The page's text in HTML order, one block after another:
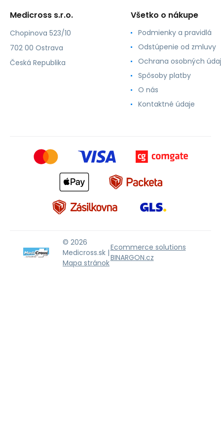
Medicross s.r.o.
Chopinova 523/10
702 00 Ostrava
Česká Republika
Všetko o nákupe
Podmienky a pravidlá
Odstúpenie od zmluvy
Ochrana osobných
Spôsoby platby
O nás
Kontaktné údaje
© 2026
Medicross.sk |
Mapa stránok
Ecommerce solutions
BINARGON.cz